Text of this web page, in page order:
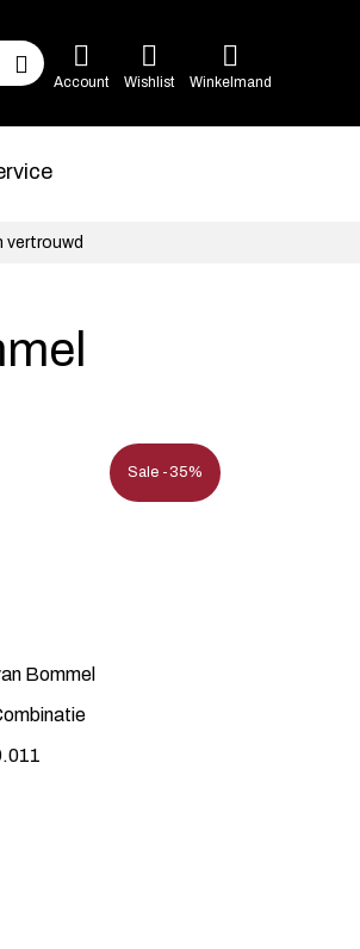
Account Wishlist Winkelmand
vertrouwd
Sale -35%
Bommel